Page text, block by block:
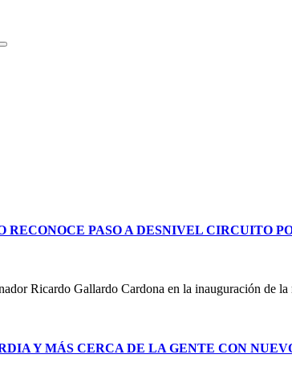
RECONOCE PASO A DESNIVEL CIRCUITO
Ricardo Gallardo Cardona en la inauguración de
Y MÁS CERCA DE LA GENTE CON